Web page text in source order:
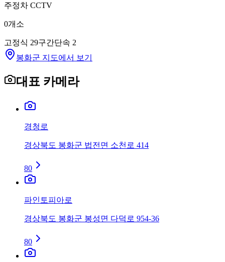
주정차 CCTV
0개소
고정식 29구간단속 2
봉화군 지도에서 보기
대표 카메라
경청로
경상북도 봉화군 법전면 소천로 414
80
파인토피아로
경상북도 봉화군 봉성면 다덕로 954-36
80